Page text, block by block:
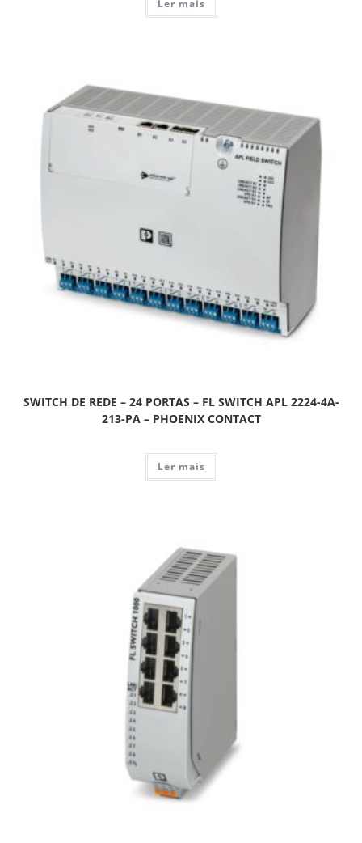
Ler mais
SWITCH DE REDE – 24 PORTAS – FL SWITCH APL 2224-4A-
213-PA – PHOENIX CONTACT
Ler mais